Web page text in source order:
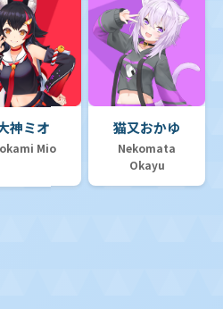
神ミオ
Mio
猫又おかゆ
Nekomata
Okayu